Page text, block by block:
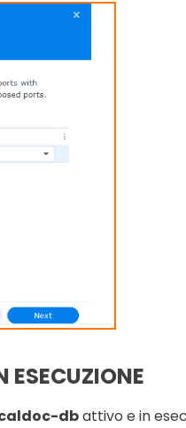
ESECUZIONE
dbattivo e in